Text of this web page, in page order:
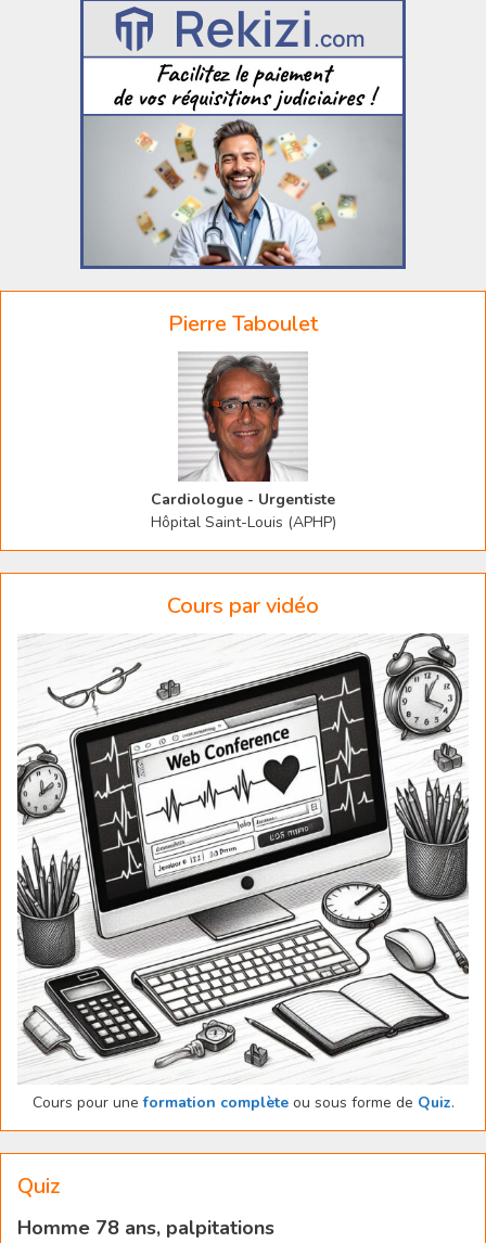
Pierre Taboulet
Cardiologue - Urgentiste
Hôpital Saint-Louis (APHP)
Cours par vidéo
Cours pour uneformation complèteou sous forme de Quiz.
Quiz
Homme 78 ans, palpitations